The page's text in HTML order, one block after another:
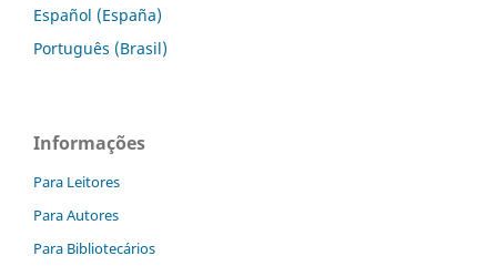
Español (España)
Português (Brasil)
Informações
Para Leitores
Para Autores
Para Bibliotecários